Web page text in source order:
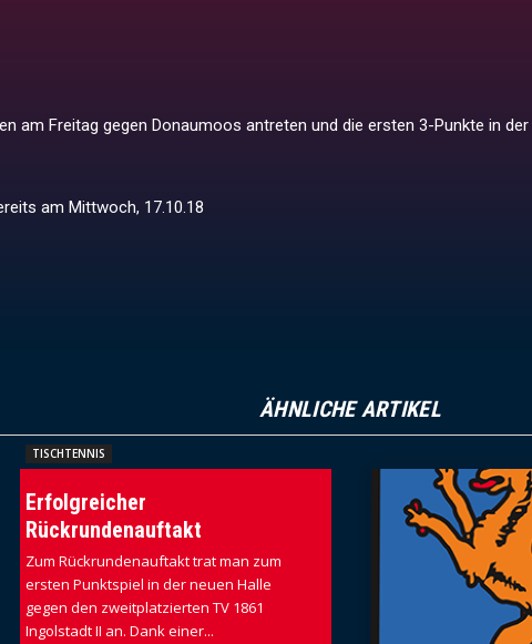
am Freitag gegen Donaumoos antreten und die ersten 3-Punkte in der
am Mittwoch, 17.10.18
ÄHNLICHE ARTIKEL
TISCHTENNIS
Erfolgreicher
Rückrundenauftakt
Zum Rückrundenauftakt trat man zum
ersten Punktspiel in der neuen Halle
gegen den zweitplatzierten TV 1861
Ingolstadt II an. Dank einer...